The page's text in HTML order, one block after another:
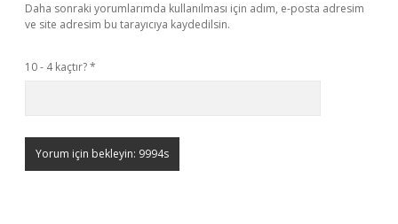
Daha sonraki yorumlarımda kullanılması için adım, e-posta adresim
ve site adresim bu tarayıcıya kaydedilsin.
10 - 4 kaçtır?*